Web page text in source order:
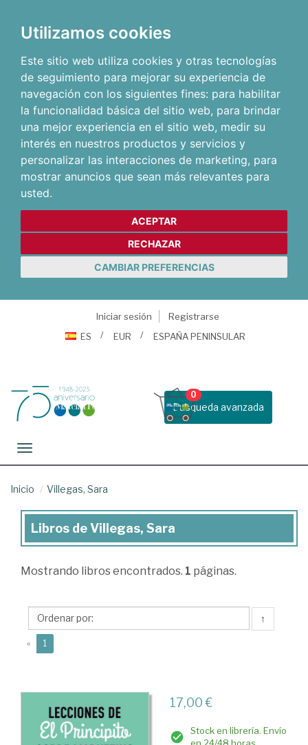
Utilizamos cookies
Este sitio web utiliza cookies y otras tecnologías
de seguimiento para mejorar su experiencia de
navegación con los siguientes fines: para habilitar
la funcionalidad básica del sitio web, para brindar
una mejor experiencia en el sitio web, medir su
interés en nuestros productos y servicios y
personalizar las interacciones de marketing, para
mostrar anuncios que sean más relevantes para
usted.
ACEPTAR
RECHAZAR
CAMBIAR PREFERENCIAS
Iniciar sesión
Registrarse
ES
EUR ESPAÑA PENINSULAR
Busqueda avanzada
0
Toggle navigation
Inicio Villegas, Sara
Libros
Villegas,
Libros de Villegas, Sara
Mostrando libros encontrados. 1 páginas.
↑
« 1
17,00 €
Stock en librería. Envío